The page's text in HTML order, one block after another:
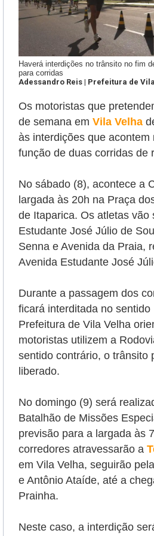
Haverá interdições no trânsito no fim
para corridas
Adessandro Reis | Prefeitura de
Os motoristas que
de semana em Vila Velha
às interdições que acontem
função de duas corridas de
No sábado (8), acontece a
largada às 20h na Praça
de Itaparica. Os atletas vão
Estudante José Júlio de
Senna e Avenida da Praia,
Avenida Estudante José
Durante a passagem dos
ficará interditada no sentido
Prefeitura de Vila Velha
motoristas utilizem a
sentido contrário, o trânsito
liberado.
No domingo (9) será
Batalhão de Missões
previsão para a largada às
corredores atravessarão a
em Vila Velha, seguirão
e Antônio Ataíde, até a
Prainha.
Neste caso, a interdição